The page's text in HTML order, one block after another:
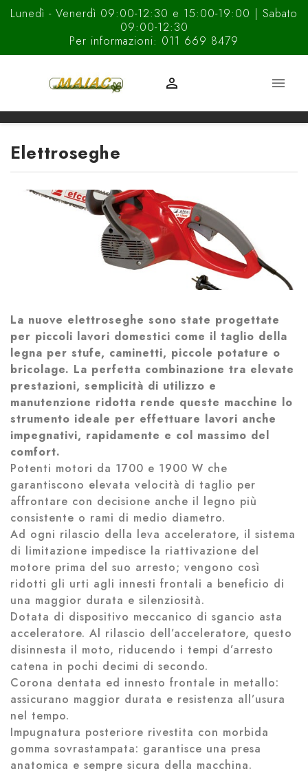
Lunedì - Venerdì 09:00-12:30 e 15:00-19:00 | Sabato
09:00-12:30
Per informazioni: 011 669 8479


Elettroseghe
La nuove elettroseghe sono state progettate
per piccoli lavori domestici come il taglio della
legna per stufe, caminetti, piccole potature o
bricolage. La perfetta combinazione tra elevate
prestazioni, semplicità di utilizzo e
manutenzione ridotta rende queste macchine lo
strumento ideale per effettuare lavori anche
impegnativi, rapidamente e col massimo del
comfort.
Potenti motori da 1700 e 1900 W che
garantiscono elevata velocità di taglio per
affrontare con decisione anche il legno più
consistente o rami di medio diametro.
Ad ogni rilascio della leva acceleratore, il sistema
di limitazione impedisce la riattivazione del
motore prima del suo arresto; vengono così
ridotti gli urti agli innesti frontali a beneficio di
una maggior durata e silenziosità.
Dotata di dispositivo meccanico di sgancio asta
acceleratore. Al rilascio dell’acceleratore, questo
disinnesta il moto, riducendo i tempi d’arresto
catena in pochi decimi di secondo.
Corona dentata ed innesto frontale in metallo:
assicurano maggior durata e resistenza all’usura
nel tempo.
Impugnatura posteriore rivestita con morbida
gomma sovrastampata: garantisce una presa
anatomica e sempre sicura della macchina.